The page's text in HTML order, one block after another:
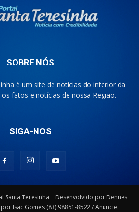
SOBRE NÓS
é um site de notícias do interior da
fatos e notícias de nossa Região.
SIGA-NOS
Santa Teresinha | Desenvolvido por Dennes
Isac Gomes (83) 98861-8522 / Anuncie: